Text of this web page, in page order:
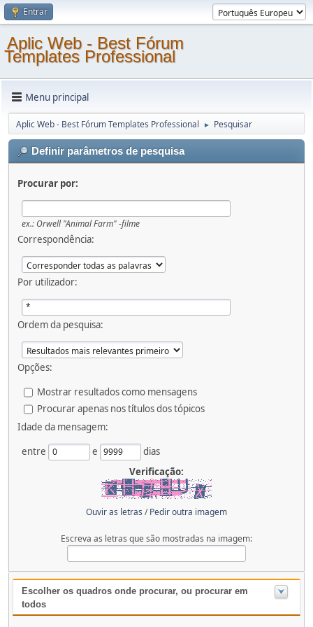
Entrar
Aplic Web - Best Fórum
Templates Professional
Menu principal
Aplic Web - Best Fórum Templates Professional ► Pesquisar
Definir parâmetros de pesquisa
Procurar por:
ex.: Orwell "Animal Farm" -filme
Correspondência:
Por utilizador:
Ordem da pesquisa:
Opções:
Mostrar resultados como mensagens
Procurar apenas nos títulos dos tópicos
Idade da mensagem:
entre
e
dias
Verificação:
Ouvir as letras /Pedir outra imagem
Escreva as letras que são mostradas na imagem:
Escolher os quadros onde procurar, ou procurar em
todos